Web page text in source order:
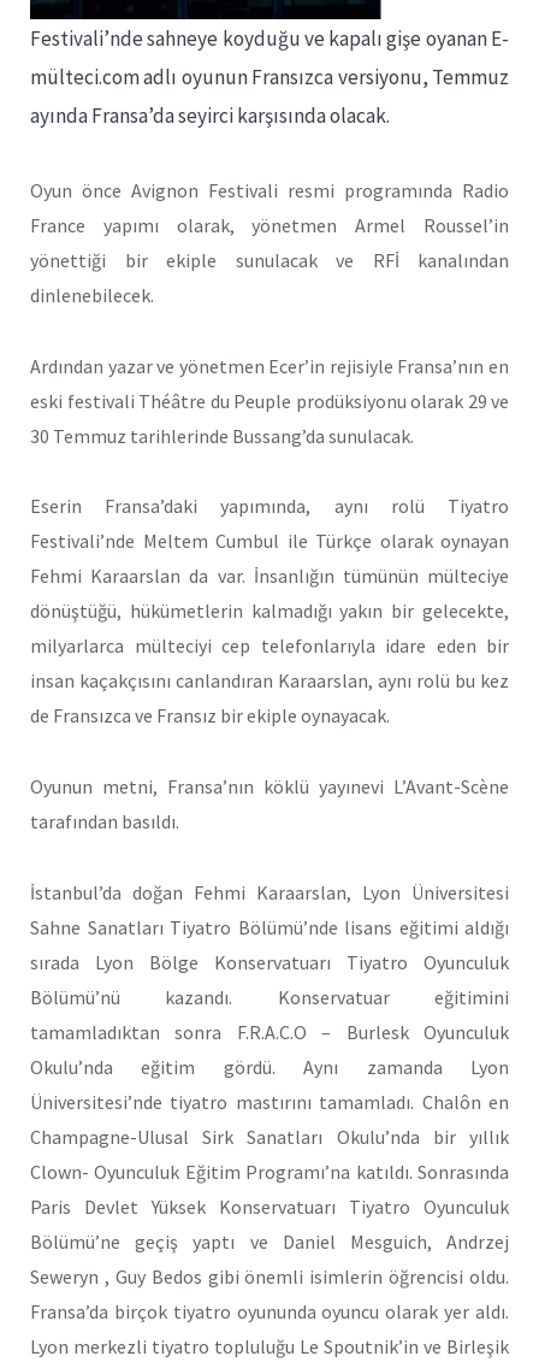
Festivali’nde sahneye koyduğu ve kapalı gişe oyanan E-
mülteci.com adlı oyunun Fransızca versiyonu, Temmuz
ayında Fransa’da seyirci karşısında olacak.
Oyun önce Avignon Festivali resmi programında Radio
France yapımı olarak, yönetmen Armel Roussel’in
yönettiği bir ekiple sunulacak ve RFİ kanalından
dinlenebilecek.
Ardından yazar ve yönetmen Ecer’in rejisiyle Fransa’nın en
eski festivali Théâtre du Peuple prodüksiyonu olarak 29 ve
30 Temmuz tarihlerinde Bussang’da sunulacak.
Eserin Fransa’daki yapımında, aynı rolü Tiyatro
Festivali’nde Meltem Cumbul ile Türkçe olarak oynayan
Fehmi Karaarslan da var. İnsanlığın tümünün mülteciye
dönüştüğü, hükümetlerin kalmadığı yakın bir gelecekte,
milyarlarca mülteciyi cep telefonlarıyla idare eden bir
insan kaçakçısını canlandıran Karaarslan, aynı rolü bu kez
de Fransızca ve Fransız bir ekiple oynayacak.
Oyunun metni, Fransa’nın köklü yayınevi L’Avant-Scène
tarafından basıldı.
İstanbul’da doğan Fehmi Karaarslan, Lyon Üniversitesi
Sahne Sanatları Tiyatro Bölümü’nde lisans eğitimi aldığı
sırada Lyon Bölge Konservatuarı Tiyatro Oyunculuk
Bölümü’nü kazandı. Konservatuar eğitimini
tamamladıktan sonra F.R.A.C.O – Burlesk Oyunculuk
Okulu’nda eğitim gördü. Aynı zamanda Lyon
Üniversitesi’nde tiyatro mastırını tamamladı. Chalôn en
Champagne-Ulusal Sirk Sanatları Okulu’nda bir yıllık
Clown- Oyunculuk Eğitim Programı’na katıldı. Sonrasında
Paris Devlet Yüksek Konservatuarı Tiyatro Oyunculuk
Bölümü’ne geçiş yaptı ve Daniel Mesguich, Andrzej
Seweryn , Guy Bedos gibi önemli isimlerin öğrencisi oldu.
Fransa’da birçok tiyatro oyununda oyuncu olarak yer aldı.
Lyon merkezli tiyatro topluluğu Le Spoutnik’in ve Birleşik